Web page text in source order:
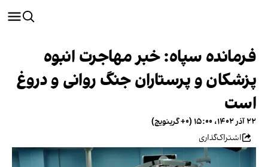
فرمانده سپاه: خبر مهاجرت انبوه
پزشکان و پرستاران جنگ روانی و دروغ
است
۲۲ آذر ۱۴۰۲، ۱۵:۰۰ (‎+۰ گرینویچ)
اشتراک‌گذاری